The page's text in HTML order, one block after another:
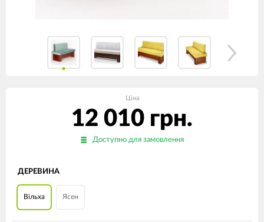
Ціна
12 010 грн.
Доступно для замовлення
ДЕРЕВИНА
Вільха Ясен